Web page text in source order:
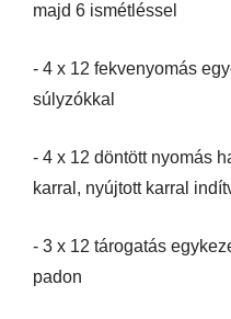
majd 6 ismétléssel
- 4 x 12 fekvenyomás
súlyzókkal
- 4 x 12 döntött nyomás
karral, nyújtott karral
- 3 x 12 tárogatás
padon